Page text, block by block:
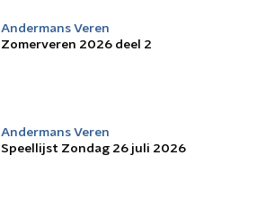
Andermans Veren
Zomerveren 2026 deel 2
Andermans Veren
Speellijst Zondag 26 juli 2026